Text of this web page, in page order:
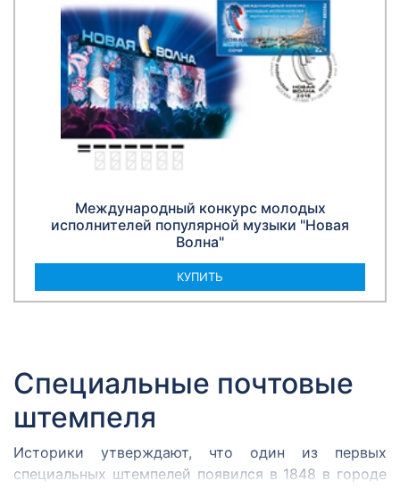
Международный конкурс молодых
исполнителей популярной музыки "Новая
Волна"
КУПИТЬ
Специальные почтовые
штемпеля
Историки утверждают, что один из первых
специальных штемпелей появился в 1848 в городе